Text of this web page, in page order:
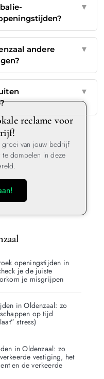
▼
andere
▼
▼
reclame voor
van jouw bedrijf
dompelen in deze
openingstijden in
je de juiste
je misgrijpen
in Oldenzaal: zo
op tijd
stress)
in Oldenzaal: zo
vestiging, het
en de verkeerde